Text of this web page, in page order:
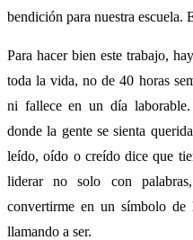
bendición para nuestra escuela.
Para hacer bien este trabajo,
toda la vida, no de 40 horas
ni fallece en un día
donde la gente se sienta
leído, oído o creído dice que
liderar no solo con
convertirme en un símbolo de
llamando a ser.